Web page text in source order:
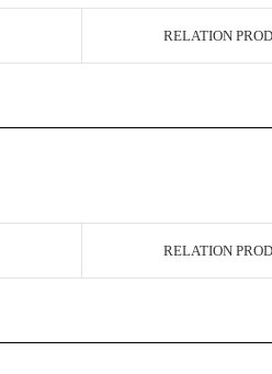
RELATION
RELATION